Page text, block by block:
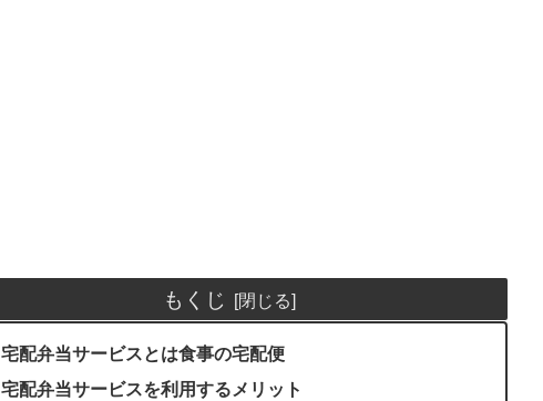
もくじ
宅配弁当サービスとは食事の宅配便
宅配弁当サービスを利用するメリット